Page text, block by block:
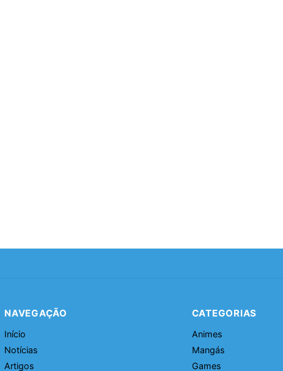
NAVEGAÇÃO
Início
Notícias
Artigos
CATEGORIAS
Animes
Mangás
Games